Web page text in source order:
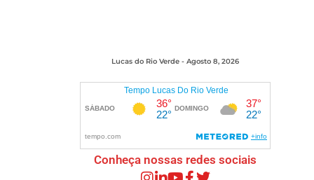
Lucas do Rio Verde - Agosto 8, 2026
Conheça nossas redes sociais